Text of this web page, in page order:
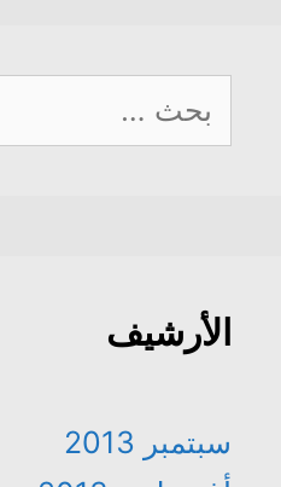
البحث
عن:
الأرشيف
سبتمبر 2013